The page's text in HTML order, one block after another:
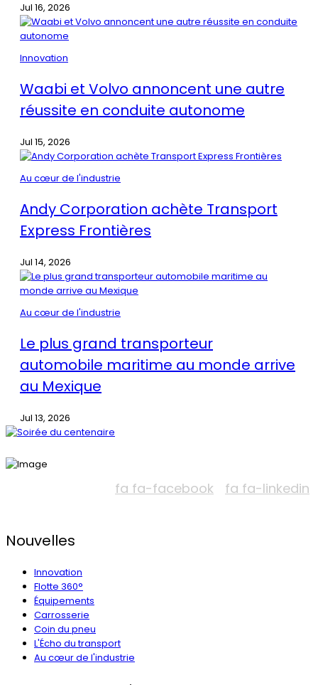
Jul 16, 2026
Innovation
Waabi et Volvo annoncent une autre
réussite en conduite autonome
Jul 15, 2026
Au cœur de l'industrie
Andy Corporation achète Transport
Express Frontières
Jul 14, 2026
Au cœur de l'industrie
Le plus grand transporteur
automobile maritime au monde arrive
au Mexique
Jul 13, 2026
fa fa-facebook fa fa-linkedin
Nouvelles
Innovation
Flotte 360°
Équipements
Carrosserie
Coin du pneu
L'Écho du transport
Au cœur de l'industrie